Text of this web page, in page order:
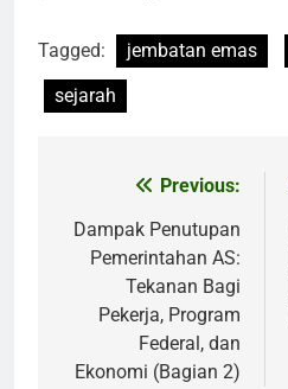
Tagged: jembatan emas
sejarah
navigation
Previous:
Dampak Penutupan
Pemerintahan AS:
Tekanan Bagi
Pekerja, Program
Federal, dan
Ekonomi (Bagian 2)